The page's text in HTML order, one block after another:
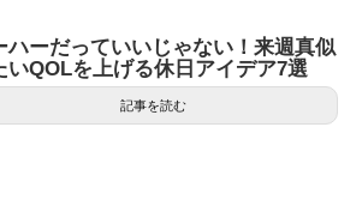
ハーだっていいじゃない！来週真似
いQOLを上げる休日アイデア7選
記事を読む